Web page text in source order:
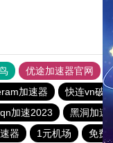
优途加速器官网
加速器 快连vn破
加速2023 黑洞加速噐
器 1元机场 免费